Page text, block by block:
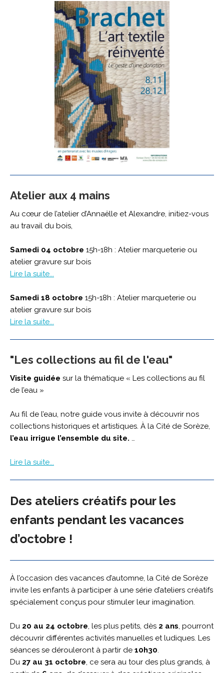
Atelier aux 4 mains
Au cœur de l’atelier d’Annaëlle et Alexandre, initiez-vous
au travail du bois,
Samedi 04 octobre 15h-18h : Atelier marqueterie ou
atelier gravure sur bois
Lire la suite...
Samedi 18 octobre 15h-18h : Atelier marqueterie ou
atelier gravure sur bois
Lire la suite...
"Les collections au fil de l'eau"
Visite guidée sur la thématique « Les collections au fil
de l’eau »
Au fil de l’eau, notre guide vous invite à découvrir nos
collections historiques et artistiques. À la Cité de Sorèze,
l’eau irrigue l’ensemble du site.
Lire la suite...
Des ateliers créatifs pour les
enfants pendant les vacances
d’octobre !
À l’occasion des vacances d’automne, la Cité de Sorèze
invite les enfants à participer à une série d’ateliers créatifs
spécialement conçus pour stimuler leur imagination.
Du 20 au 24 octobre, les plus petits, dès 2 ans, pourront
découvrir différentes activités manuelles et ludiques. Les
séances se dérouleront à partir de 10h30.
Du 27 au 31 octobre, ce sera au tour des plus grands, à